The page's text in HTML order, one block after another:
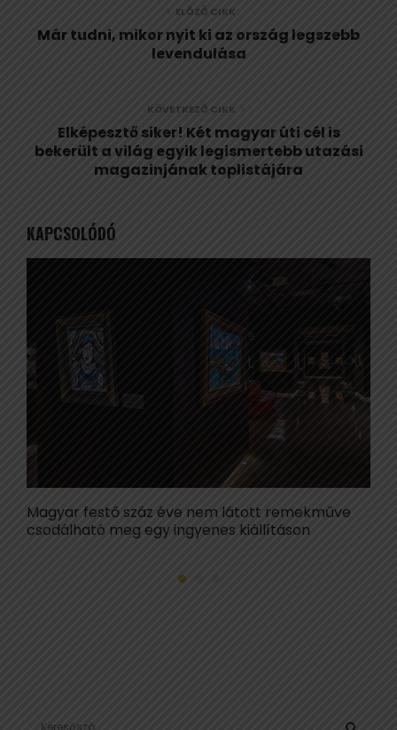
ELŐZŐ CIKK
Már tudni, mikor nyit ki az ország legszebb
levendulása
KÖVETKEZŐ CIKK
Elképesztő siker! Két magyar úti cél is
bekerült a világ egyik legismertebb utazási
magazinjának toplistájára
KAPCSOLÓDÓ
Magyar festő száz éve nem látott remekműve
csodálható meg egy ingyenes kiállításon